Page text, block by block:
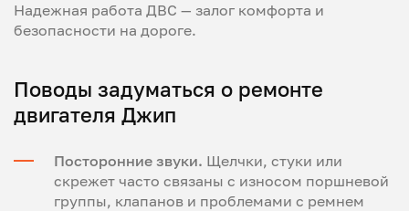
Надежная работа ДВС — залог комфорта и
безопасности на дороге.
Поводы задуматься о ремонте
двигателя Джип
Посторонние звуки. Щелчки, стуки или
скрежет часто связаны с износом поршневой
группы, клапанов и проблемами с ремнем